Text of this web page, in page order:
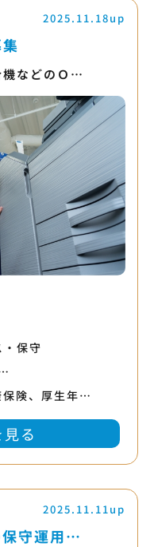
2025.11.18up
機などのＯ…
・保守
保険、厚生年…
る
2025.11.11up
保守運用…